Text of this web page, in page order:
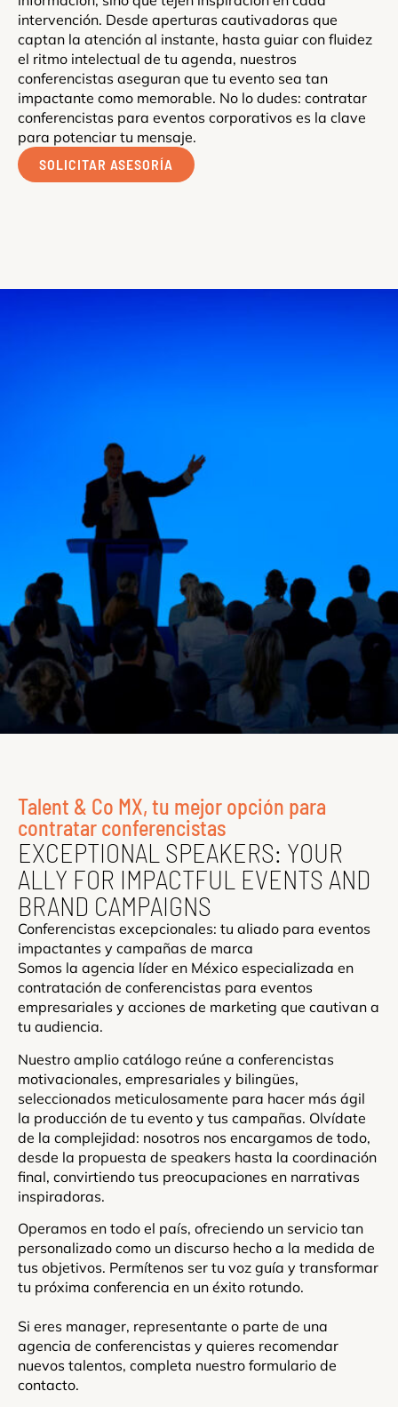
intervención. Desde aperturas cautivadoras que
captan la atención al instante, hasta guiar con fluidez
el ritmo intelectual de tu agenda, nuestros
conferencistas aseguran que tu evento sea tan
impactante como memorable. No lo dudes: contratar
conferencistas para eventos corporativos es la clave
para potenciar tu mensaje.
SOLICITAR ASESORÍA
Talent & Co MX, tu mejor opción para
contratar conferencistas
EXCEPTIONAL SPEAKERS: YOUR
ALLY FOR IMPACTFUL EVENTS AND
BRAND CAMPAIGNS
Conferencistas excepcionales: tu aliado para eventos
impactantes y campañas de marca
Somos la agencia líder en México especializada en
contratación de conferencistas para eventos
empresariales y acciones de marketing que cautivan a
tu audiencia.
Nuestro amplio catálogo reúne a conferencistas
motivacionales, empresariales y bilingües,
seleccionados meticulosamente para hacer más ágil
la producción de tu evento y tus campañas. Olvídate
de la complejidad: nosotros nos encargamos de todo,
desde la propuesta de speakers hasta la coordinación
final, convirtiendo tus preocupaciones en narrativas
inspiradoras.
Operamos en todo el país, ofreciendo un servicio tan
personalizado como un discurso hecho a la medida de
tus objetivos. Permítenos ser tu voz guía y transformar
tu próxima conferencia en un éxito rotundo.
Si eres manager, representante o parte de una
agencia de conferencistas y quieres recomendar
nuevos talentos, completa nuestro formulario de
contacto.